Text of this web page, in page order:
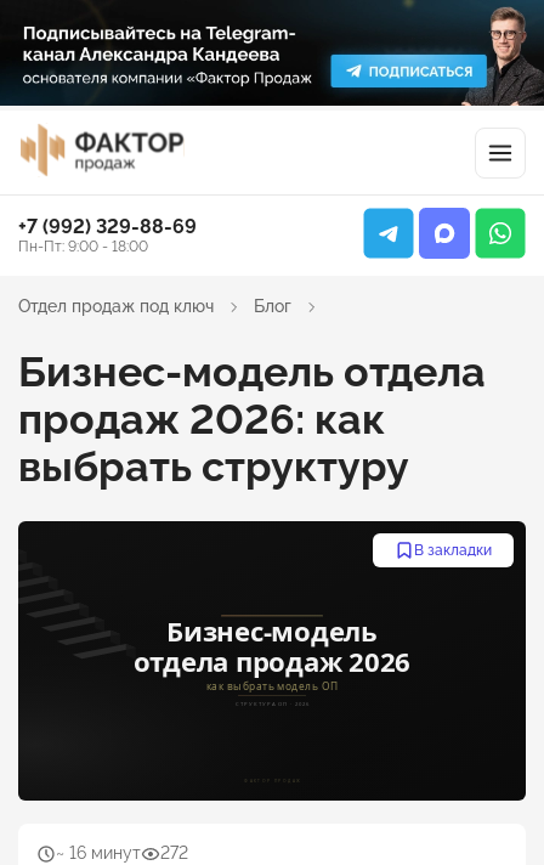
+7 (992) 329-88-69
Пн-Пт: 9:00 - 18:00
Отдел продаж под ключ Блог
Бизнес-модель отдела
продаж 2026: как
выбрать структуру
В закладки
~ 16 минут 272